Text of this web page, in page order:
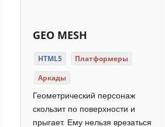
GEO MESH
HTML5
Платформеры
Аркады
Геометрический персонаж
скользит по поверхности и
прыгает. Ему нельзя врезаться